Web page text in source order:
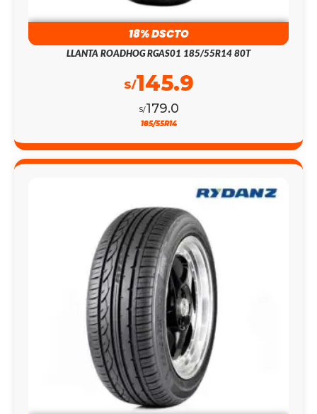
18% DSCTO
LLANTA ROADHOG RGAS01 185/55R14 80T
S/179.0
S/145.9
185/55R14